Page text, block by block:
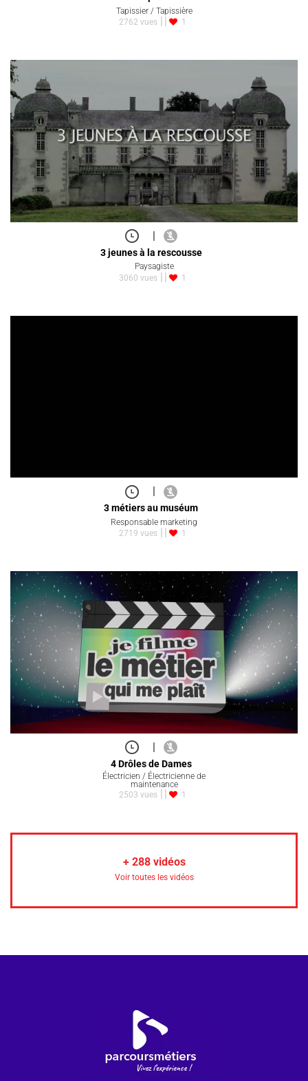
Tapissier / Tapissière
2762 vues
1
|
3 jeunes à la rescousse
Paysagiste
3060 vues
1
|
3 métiers au muséum
Responsable marketing
2719 vues
1
|
4 Drôles de Dames
Électricien / Électricienne de
maintenance
2503 vues
1
+ 288vidéos
Voir toutes les vidéos